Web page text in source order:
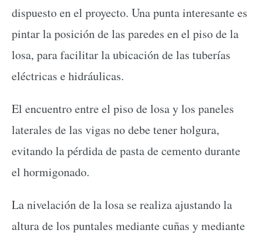
dispuesto en el proyecto. Una punta interesante es
pintar la posición de las paredes en el piso de la
losa, para facilitar la ubicación de las tuberías
eléctricas e hidráulicas.
El encuentro entre el piso de losa y los paneles
laterales de las vigas no debe tener holgura,
evitando la pérdida de pasta de cemento durante
el hormigonado.
La nivelación de la losa se realiza ajustando la
altura de los puntales mediante cuñas y mediante